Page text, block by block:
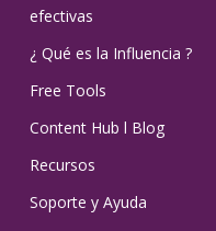
efectivas
¿ Qué es la Influencia ?
Free Tools
Content Hub l Blog
Recursos
Soporte y Ayuda